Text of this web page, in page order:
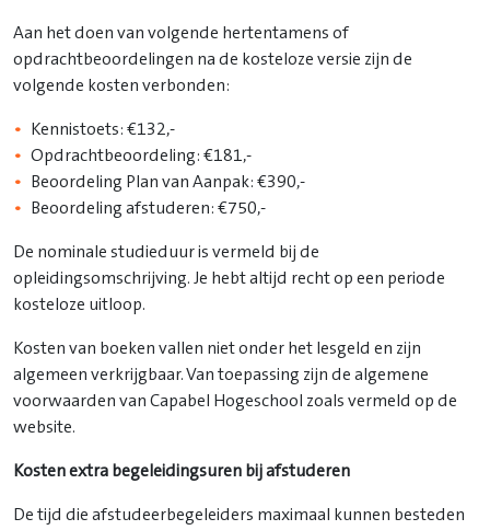
Aan het doen van volgende hertentamens of
opdrachtbeoordelingen na de kosteloze versie zijn de
volgende kosten verbonden:
Kennistoets: €132,-
Opdrachtbeoordeling: €181,-
Beoordeling Plan van Aanpak: €390,-
Beoordeling afstuderen: €750,-
De nominale studieduur is vermeld bij de
opleidingsomschrijving. Je hebt altijd recht op een periode
kosteloze uitloop.
Kosten van boeken vallen niet onder het lesgeld en zijn
algemeen verkrijgbaar. Van toepassing zijn de algemene
voorwaarden van Capabel Hogeschool zoals vermeld op de
website.
Kosten extra begeleidingsuren bij afstuderen
De tijd die afstudeerbegeleiders maximaal kunnen besteden